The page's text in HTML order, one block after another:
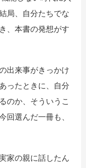
局、自分たちでな
、本書の発想がす
出来事がきっかけ
ったときに、自分
のか、そういうこ
回選んだ一冊も、
家の親に話したん